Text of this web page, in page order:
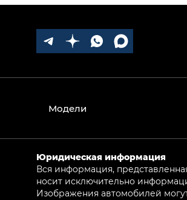
Модели
Юридическая информация
Вся информация,
носит исключительно
Изображения автомобилей